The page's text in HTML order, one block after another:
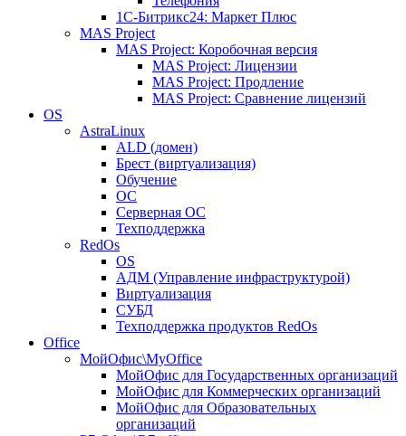
1С-Битрикс24: Маркет Плюс
MAS Project
MAS Project: Коробочная версия
MAS Project: Лицензии
MAS Project: Продление
MAS Project: Сравнение лицензий
OS
AstraLinux
ALD (домен)
Брест (виртуализация)
Обучение
ОС
Серверная ОС
Техподдержка
RedOs
OS
АДМ (Управление инфраструктурой)
Виртуализация
СУБД
Техподдержка продуктов RedOs
Office
МойОфис\MyOffice
МойОфис для Государственных организаций
МойОфис для Коммерческих организаций
МойОфис для Образовательных
организаций